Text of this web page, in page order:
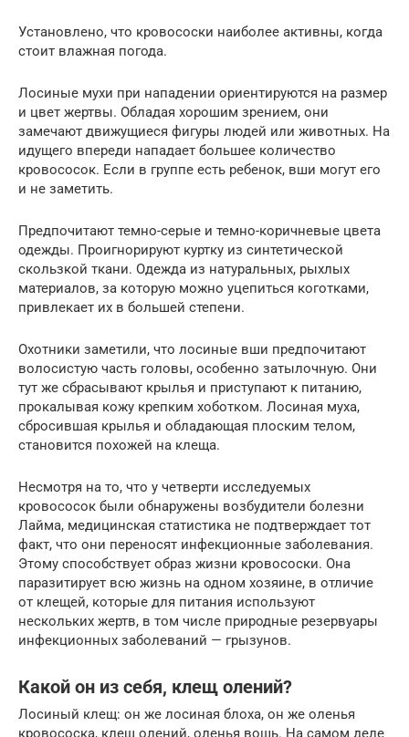
Установлено, что кровососки наиболее активны, когда
стоит влажная погода.
Лосиные мухи при нападении ориентируются на размер
и цвет жертвы. Обладая хорошим зрением, они
замечают движущиеся фигуры людей или животных. На
идущего впереди нападает большее количество
кровососок. Если в группе есть ребенок, вши могут его
и не заметить.
Предпочитают темно-серые и темно-коричневые цвета
одежды. Проигнорируют куртку из синтетической
скользкой ткани. Одежда из натуральных, рыхлых
материалов, за которую можно уцепиться коготками,
привлекает их в большей степени.
Охотники заметили, что лосиные вши предпочитают
волосистую часть головы, особенно затылочную. Они
тут же сбрасывают крылья и приступают к питанию,
прокалывая кожу крепким хоботком. Лосиная муха,
сбросившая крылья и обладающая плоским телом,
становится похожей на клеща.
Несмотря на то, что у четверти исследуемых
кровососок были обнаружены возбудители болезни
Лайма, медицинская статистика не подтверждает тот
факт, что они переносят инфекционные заболевания.
Этому способствует образ жизни кровососки. Она
паразитирует всю жизнь на одном хозяине, в отличие
от клещей, которые для питания используют
нескольких жертв, в том числе природные резервуары
инфекционных заболеваний — грызунов.
Какой он из себя, клещ олений?
Лосиный клещ: он же лосиная блоха, он же оленья
кровососка, клещ олений, оленья вошь. На самом деле